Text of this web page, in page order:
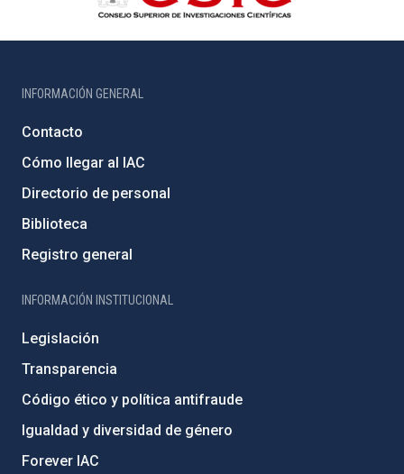
INFORMACIÓN GENERAL
Contacto
Cómo llegar al IAC
Directorio de personal
Biblioteca
Registro general
INFORMACIÓN INSTITUCIONAL
Legislación
Transparencia
Código ético y política antifraude
Igualdad y diversidad de género
Forever IAC